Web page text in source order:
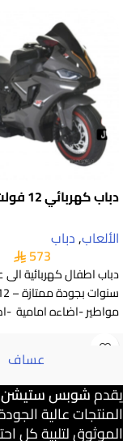
دباب كهربائي 12 فولت
الألعاب,دباب
573
مواطير -اضاءه امامية
عساف
يقدمشوبس ستيشن
المنتجات عالية
الموثوق لتلبية كل